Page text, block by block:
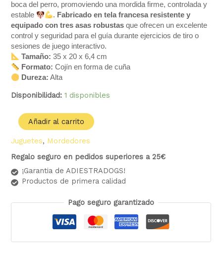
boca del perro, promoviendo una mordida firme, controlada y
estable
. Fabricado en tela francesa resistente y
equipado con tres asas robustas que ofrecen un excelente
control y seguridad para el guía durante ejercicios de tiro o
sesiones de juego interactivo.
Tamaño: 35 x 20 x 6,4 cm
Formato: Cojín en forma de cuña
Dureza: Alta
Disponibilidad: 1 disponibles
Añadir al carrito
Juguetes, Mordedores
Regalo seguro en pedidos superiores a 25€
¡Garantia de ADIESTRADOGS!
Productos de primera calidad
Pago seguro garantizado